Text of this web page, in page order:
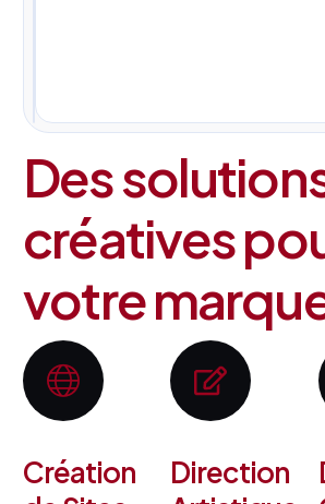
Des
créatives
votre
Création
Direction